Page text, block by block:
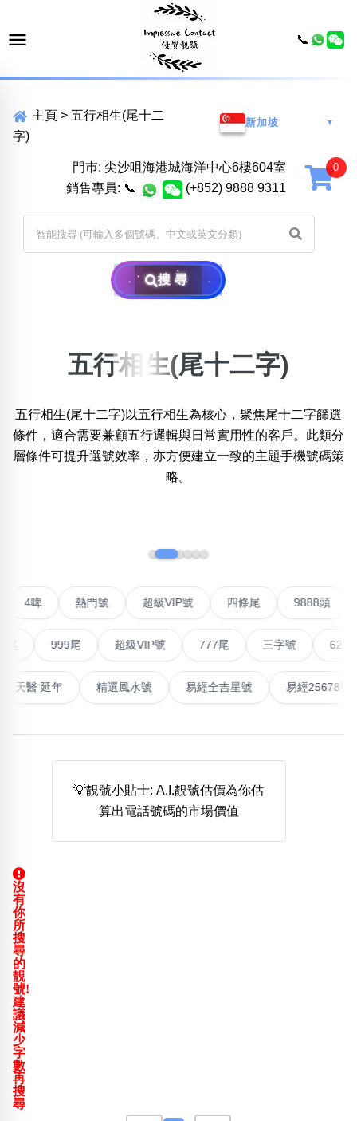
主頁 > 五行相生(尾十二
字)
新加坡 ▼
門巿: 尖沙咀海港城海洋中心6樓604室
銷售專員: 📞 (+852) 9888 9311
搜尋
位置:
二 三 四 五 六 七 八
無0 無2無3無4無5 無7無8無9
清除全部分類
搜尋
888尾
999尾 777尾 9字頭 6字頭
無4字
全大數字
5萬以上 生天延 全吉星(全號)
清除全部分類
五行相生(尾十二字)
五行相生(尾十二字)以五行相生為核心，聚焦尾十二字篩選
條件，適合需要兼顧五行邏輯與日常實用性的客戶。此類分
層條件可提升選號效率，亦方便建立一致的主題手機號碼策
略。
熱門號 超級VIP號 四條尾 9888頭
999尾 超級VIP號 777尾 三字號 6288頭
能量生氣 天醫 延年 精選風水號 易經全吉星號 易經
💡靚號小貼士: A.I.靚號估價為你估
算出電話號碼的市場價值
沒
有
你
所
搜
尋
的
靚
號!
建
議
減
少
字
數
再
搜
尋
📞